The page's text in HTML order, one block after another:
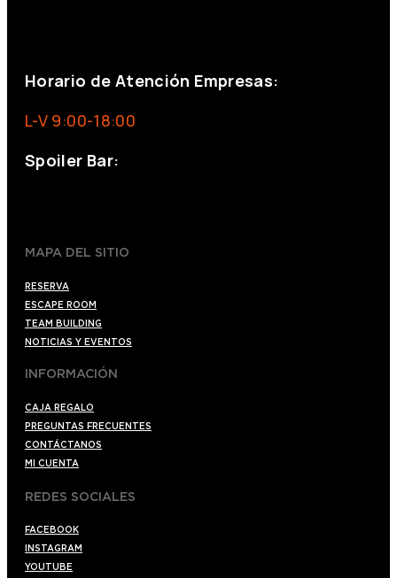
Horario de Atención Empresas:
L-V 9:00-18:00
Spoiler Bar:
MAPA DEL SITIO
RESERVA
ESCAPE ROOM
TEAM BUILDING
NOTICIAS Y EVENTOS
INFORMACIÓN
CAJA REGALO
PREGUNTAS FRECUENTES
CONTÁCTANOS
MI CUENTA
REDES SOCIALES
FACEBOOK
INSTAGRAM
YOUTUBE